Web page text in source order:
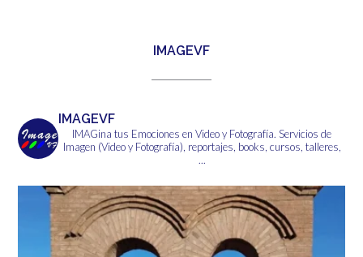
IMAGEVF
IMAGEVF
IMAGina tus Emociones en Video y Fotografía. Servicios de
Imagen (Video y Fotografía), reportajes, books, cursos, talleres,
...